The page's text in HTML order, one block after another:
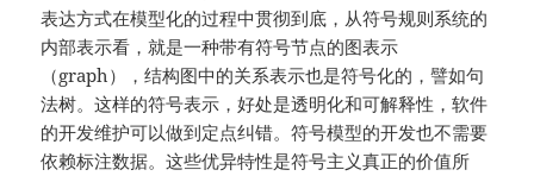
表达方式在模型化的过程中贯彻到底，从符号规则系统的
内部表示看，就是一种带有符号节点的图表示
（graph），结构图中的关系表示也是符号化的，譬如句
法树。这样的符号表示，好处是透明化和可解释性，软件
的开发维护可以做到定点纠错。符号模型的开发也不需要
依赖标注数据。这些优异特性是符号主义真正的价值所